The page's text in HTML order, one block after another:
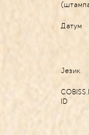
Датум
Језик
ID